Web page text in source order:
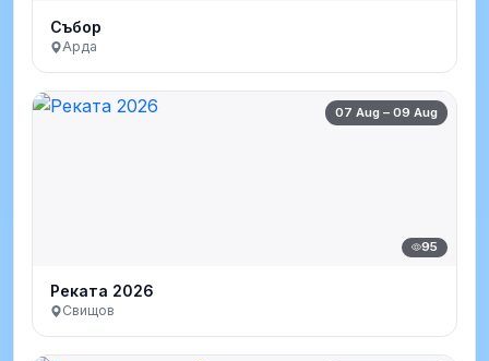
Събор
Арда
07 Aug – 09 Aug
95
Реката 2026
Свищов